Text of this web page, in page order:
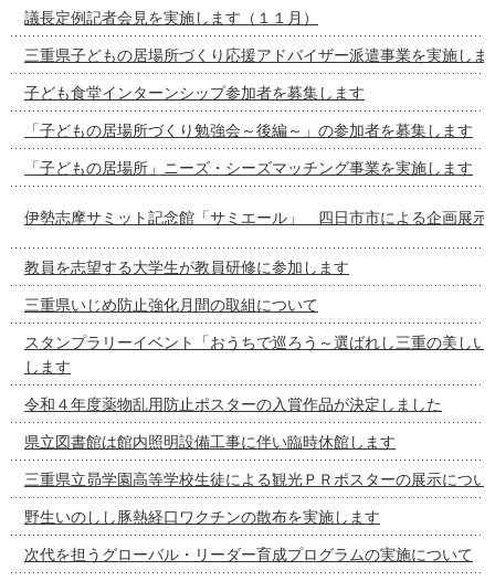
議長定例記者会見を実施します（１１月）
三重県子どもの居場所づくり応援アドバイザー派遣事業を実施しま
子ども食堂インターンシップ参加者を募集します
「子どもの居場所づくり勉強会～後編～」の参加者を募集します
「子どもの居場所」ニーズ・シーズマッチング事業を実施します
伊勢志摩サミット記念館「サミエール」 四日市市による企画展示
教員を志望する大学生が教員研修に参加します
三重県いじめ防止強化月間の取組について
スタンプラリーイベント「おうちで巡ろう～選ばれし三重の美しい
します
令和４年度薬物乱用防止ポスターの入賞作品が決定しました
県立図書館は館内照明設備工事に伴い臨時休館します
三重県立昴学園高等学校生徒による観光ＰＲポスターの展示につい
野生いのしし豚熱経口ワクチンの散布を実施します
次代を担うグローバル・リーダー育成プログラムの実施について